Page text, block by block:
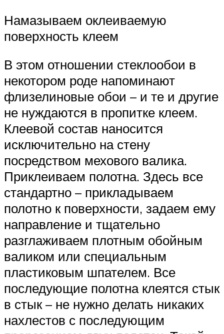
Намазываем оклеиваемую
поверхность клеем
В этом отношении стеклообои в
некотором роде напоминают
флизелиновые обои – и те и другие
не нуждаются в пропитке клеем.
Клеевой состав наносится
исключительно на стену
посредством мехового валика.
Приклеиваем полотна. Здесь все
стандартно – прикладываем
полотно к поверхности, задаем ему
направление и тщательно
разглаживаем плотным обойным
валиком или специальным
пластиковым шпателем. Все
последующие полотна клеятся стык
в стык – не нужно делать никаких
нахлестов с последующим